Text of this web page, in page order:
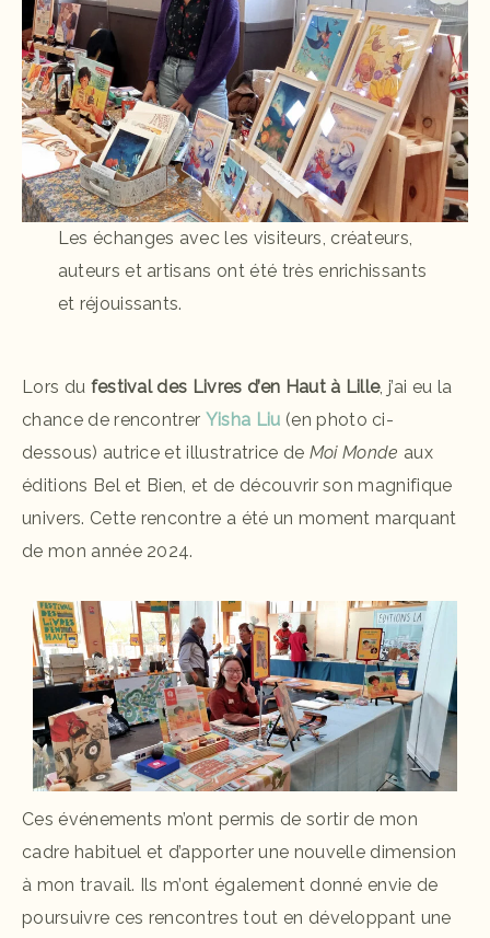
Les échanges avec les visiteurs, créateurs,
auteurs et artisans ont été très enrichissants
et réjouissants.
Lors du festival des Livres d’en Haut à Lille, j’ai eu la
chance de rencontrer Yisha Liu (en photo ci-
dessous) autrice et illustratrice de Moi Monde aux
éditions Bel et Bien, et de découvrir son magnifique
univers. Cette rencontre a été un moment marquant
de mon année 2024.
Ces événements m’ont permis de sortir de mon
cadre habituel et d’apporter une nouvelle dimension
à mon travail. Ils m’ont également donné envie de
poursuivre ces rencontres tout en développant une